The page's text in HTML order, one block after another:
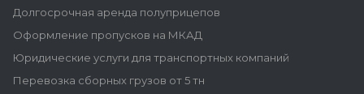
Долгосрочная аренда полуприцепов
Оформление пропусков на МКАД
Юридические услуги для транспортных компаний
Перевозка сборных грузов от 5 тн